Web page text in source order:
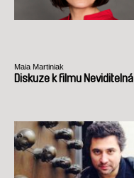
Maia Martiniak
Diskuze k filmu Neviditelná